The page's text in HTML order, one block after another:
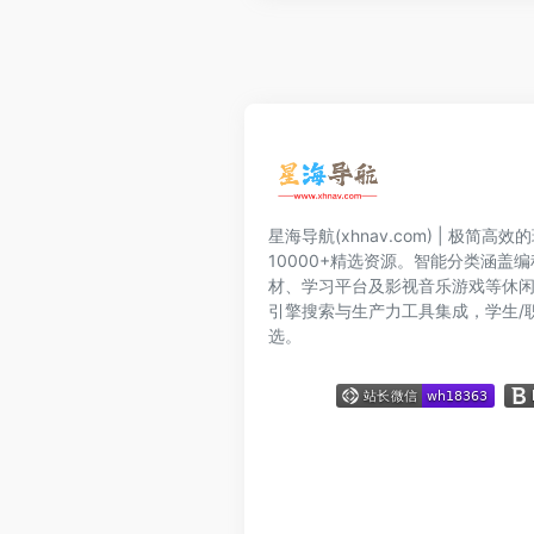
星海导航(xhnav.com) | 极简高效
10000+精选资源。智能分类涵盖
材、学习平台及影视音乐游戏等休
引擎搜索与生产力工具集成，学生/
选。